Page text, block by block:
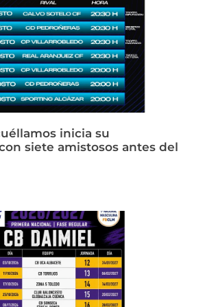
inicia su
siete amistosos antes del